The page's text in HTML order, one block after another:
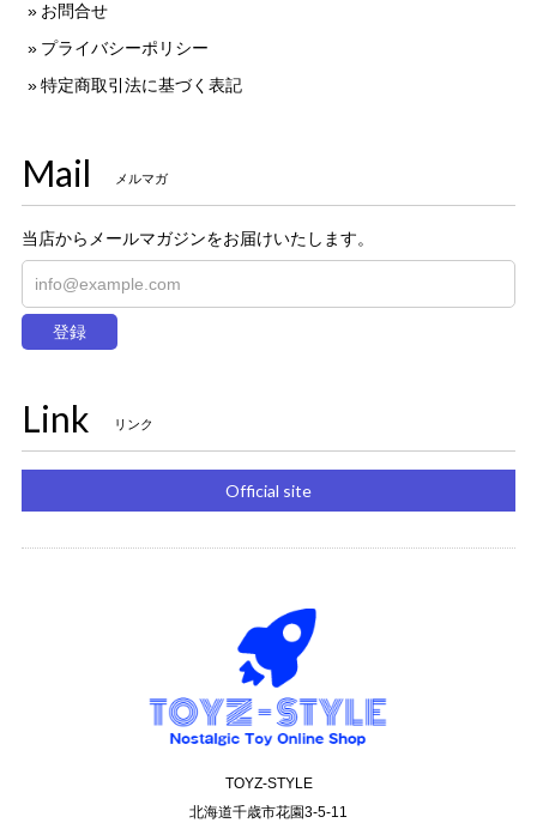
お問合せ
プライバシーポリシー
特定商取引法に基づく表記
Mail メルマガ
当店からメールマガジンをお届けいたします。
登録
Link リンク
Official site
TOYZ-STYLE
北海道千歳市花園3-5-11